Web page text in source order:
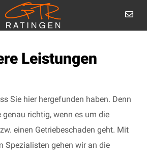
Leistungen
Sie hier hergefunden haben. Denn
genau richtig, wenn es um die
einen Getriebeschaden geht. Mit
Spezialisten gehen wir an die